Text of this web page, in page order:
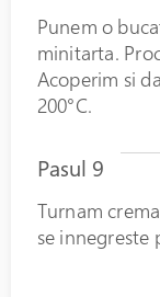
Punem o
minitarta.
Acoperim si
200°C.
Pasul 9
Turnam
se innegreste